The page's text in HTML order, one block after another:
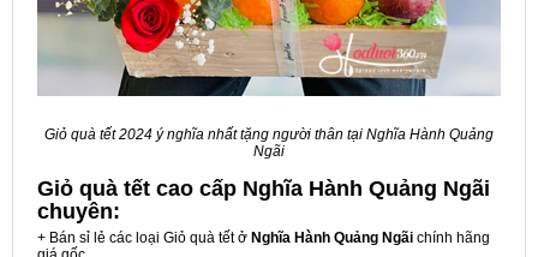
Giỏ quà tết 2024 ý nghĩa nhất tặng người thân tại Nghĩa Hành Quảng
Ngãi
Giỏ quà tết cao cấp Nghĩa Hành Quảng Ngãi
chuyên:
+ Bán sỉ lẻ các loại Giỏ quà tết ở Nghĩa Hành Quảng Ngãi chính hãng